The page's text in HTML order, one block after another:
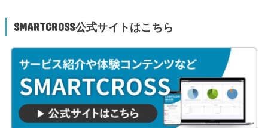
SMARTCROSS公式サイトはこちら